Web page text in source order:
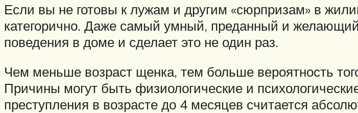
Если вы не готовы к лужам и другим «сюрпризам» в
категорично. Даже самый умный, преданный и
поведения в доме и сделает это не один раз.
Чем меньше возраст щенка, тем больше вероятность
Причины могут быть физиологические и
преступления в возрасте до 4 месяцев считается